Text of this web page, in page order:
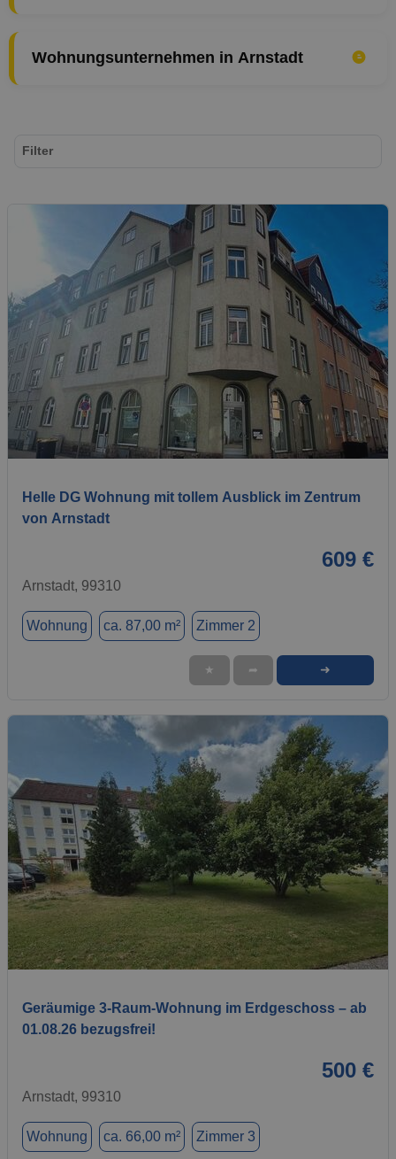
Wohnungsunternehmen in Arnstadt
1 / 11
Helle DG Wohnung mit tollem Ausblick im Zentrum
von Arnstadt
609 €
Arnstadt, 99310
Wohnung ca. 87,00 m² Zimmer 2
★ ➦ ➜
1 / 7
Geräumige 3-Raum-Wohnung im Erdgeschoss – ab
01.08.26 bezugsfrei!
500 €
Arnstadt, 99310
Wohnung ca. 66,00 m² Zimmer 3
Filter